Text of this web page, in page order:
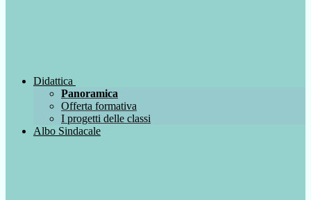
Didattica
Panoramica
Offerta formativa
I progetti delle classi
Albo Sindacale